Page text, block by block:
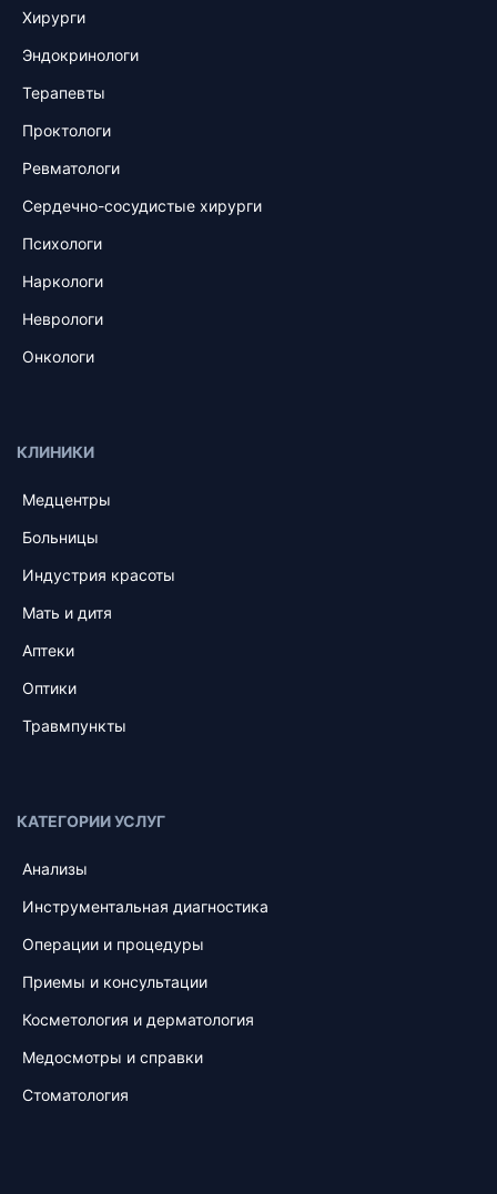
Хирурги
Эндокринологи
Терапевты
Проктологи
Ревматологи
Сердечно-сосудистые хирурги
Психологи
Наркологи
Неврологи
Онкологи
КЛИНИКИ
Медцентры
Больницы
Индустрия красоты
Мать и дитя
Аптеки
Оптики
Травмпункты
КАТЕГОРИИ УСЛУГ
Анализы
Инструментальная диагностика
Операции и процедуры
Приемы и консультации
Косметология и дерматология
Медосмотры и справки
Стоматология